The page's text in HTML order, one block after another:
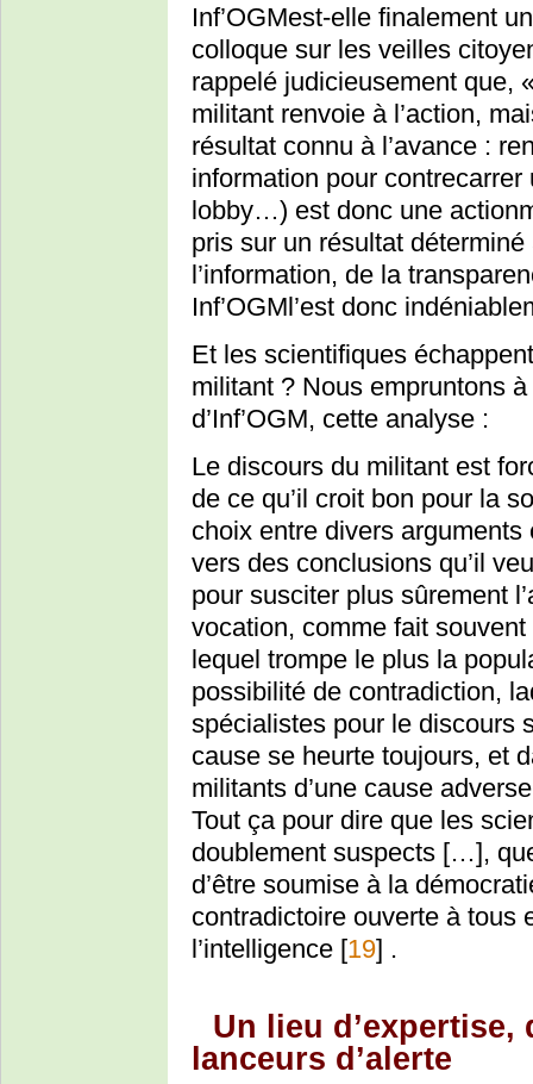
Inf’OGMest-elle finalement
colloque sur les veilles
rappelé judicieusement que,
militant renvoie à l’action,
résultat connu à l’avance :
information pour
lobby…) est donc une
pris sur un résultat
l’information, de la
Inf’OGMl’est donc
Et les scientifiques
militant ? Nous empruntons
d’Inf’OGM, cette analyse :
Le discours du militant est
de ce qu’il croit bon pour la
choix entre divers
vers des conclusions qu’il
pour susciter plus sûrement
vocation, comme fait
lequel trompe le plus la
possibilité de contradiction,
spécialistes pour le discours
cause se heurte toujours, et
militants d’une cause
Tout ça pour dire que les
doublement suspects […],
d’être soumise à la
contradictoire ouverte à tous
l’intelligence [19] .
Un lieu
lanceurs d’alerte